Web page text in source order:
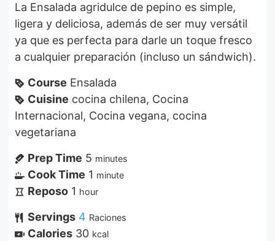
La Ensalada agridulce de pepino es simple,
ligera y deliciosa, además de ser muy versátil
ya que es perfecta para darle un toque fresco
a cualquier preparación (incluso un sándwich).
Course Ensalada
Cuisine cocina chilena, Cocina
Internacional, Cocina vegana, cocina
vegetariana
Prep Time 5 minutes
Cook Time 1 minute
Reposo 1 hour
Servings 4 Raciones
Calories 30 kcal